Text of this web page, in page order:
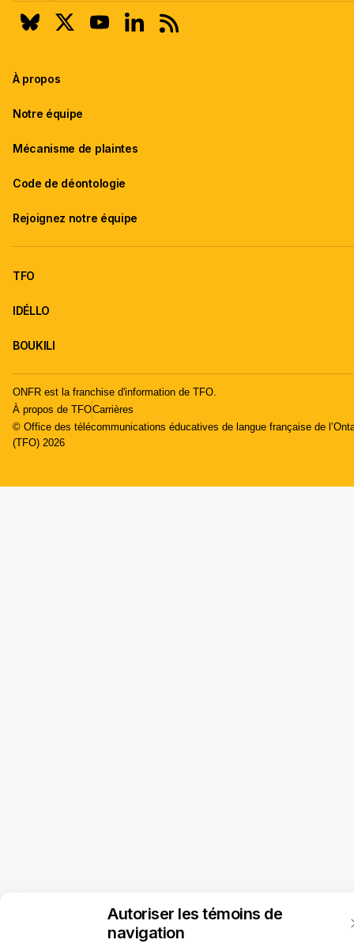
Autoriser les témoins de
navigation
À propos
Notre équipe
Mécanisme de plaintes
Code de déontologie
Rejoignez notre équipe
TFO
IDÉLLO
BOUKILI
ONFR est la franchise d'information de TFO.
À propos de TFOCarrières
© Office des télécommunications éducatives de langue française de
(TFO) 2026